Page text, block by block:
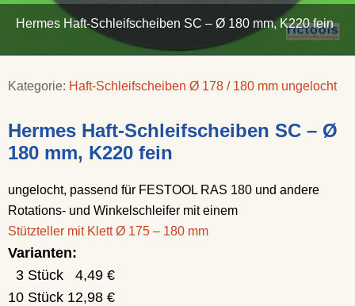
Hermes Haft-Schleifscheiben SC – Ø 180 mm, K220 fein
Kategorie: Haft-Schleifscheiben Ø 178 / 180 mm ungelocht
Hermes Haft-Schleifscheiben SC – Ø
180 mm, K220 fein
ungelocht, passend für FESTOOL RAS 180 und andere
Rotations- und Winkelschleifer mit einem
Stützteller mit Klett Ø 175 – 180 mm
Varianten:
3 Stück 4,49 €
10 Stück 12,98 €